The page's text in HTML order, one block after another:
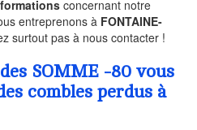
concernant notre
entreprenons à FONTAINE-
surtout pas à nous contacter !
SOMME -80 vous
combles perdus à